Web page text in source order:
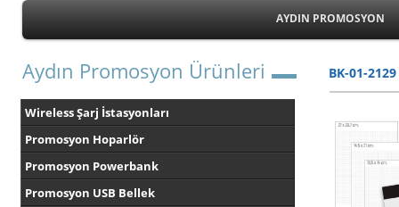
AYDIN PROMOSYON
Aydın Promosyon Ürünleri
Wireless Şarj İstasyonları
Promosyon Hoparlör
Promosyon Powerbank
Promosyon USB Bellek
BK-01-